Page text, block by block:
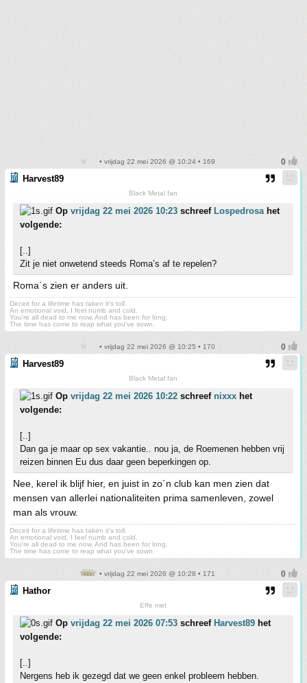
• vrijdag 22 mei 2026 @ 10:24 • 169
Harvest89
Black Metal fan
Op vrijdag 22 mei 2026 10:23 schreef Lospedrosahet
volgende:
[..]
Zit je niet onwetend steeds Roma’s af te repelen?
Roma´s zien er anders uit.
Deceit for a lifetime has taken it's toll.
An emotional void, I feel numb and cold.
You're all dead to me now. And has been for long.
The time has come to reap what you've sown.
• vrijdag 22 mei 2026 @ 10:25 • 170
Harvest89
Black Metal fan
Op vrijdag 22 mei 2026 10:22 schreef nixxx het
volgende:
[..]
Dan ga je maar op sex vakantie.. nou ja, de Roemenen hebben vrij
reizen binnen Eu dus daar geen beperkingen op.
Nee, kerel ik blijf hier, en juist in zo´n club kan men zien dat
mensen van allerlei nationaliteiten prima samenleven, zowel
man als vrouw.
Deceit for a lifetime has taken it's toll.
An emotional void, I feel numb and cold.
You're all dead to me now. And has been for long.
The time has come to reap what you've sown.
• vrijdag 22 mei 2026 @ 10:28 • 171
Hathor
Effe niet
Op vrijdag 22 mei 2026 07:53 schreef Harvest89 het
volgende:
[..]
Nergens heb ik gezegd dat we geen enkel probleem hebben.